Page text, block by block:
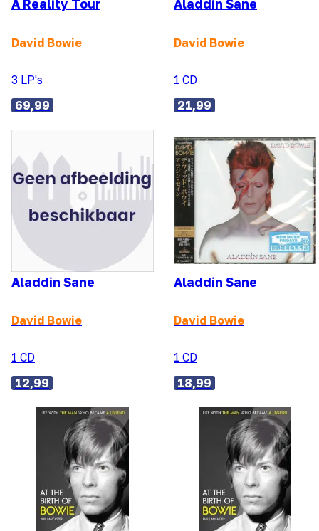
A Reality Tour
David Bowie
3 LP's
69,99
Aladdin Sane
David Bowie
1 CD
21,99
Aladdin Sane
David Bowie
1 CD
12,99
Aladdin Sane
David Bowie
1 CD
18,99